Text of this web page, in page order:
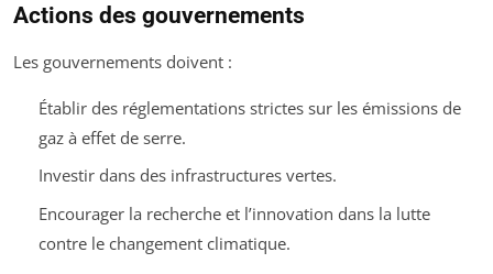
Actions des gouvernements
Les gouvernements doivent :
Établir des réglementations strictes sur les émissions de
gaz à effet de serre.
Investir dans des infrastructures vertes.
Encourager la recherche et l’innovation dans la lutte
contre le changement climatique.